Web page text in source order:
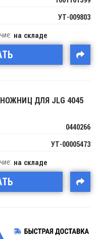
УТ-009803
на складе
НОЖНИЦ ДЛЯ JLG 4045
0440266
УТ-00005473
на складе